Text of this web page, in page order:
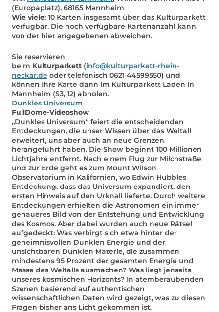
(Europaplatz), 68165 Mannheim
Wie viele: 10 Karten insgesamt über das Kulturparkett
verfügbar. Die noch verfügbare Kartenanzahl kann
von der hier angegebenen abweichen.
Sie reservieren
beim Kulturparkett (info@kulturparkett-rhein-
neckar.de oder telefonisch 0621 44599550) und
können Ihre Karte dann im Kulturparkett Laden in
Mannheim (S3, 12) abholen.
Dunkles Universum
FullDome-Videoshow
„Dunkles Universum“ feiert die entscheidenden
Entdeckungen, die unser Wissen über das Weltall
erweitert, uns aber auch an neue Grenzen
herangeführt haben. Die Show beginnt 100 Millionen
Lichtjahre entfernt. Nach einem Flug zur Milchstraße
und zur Erde geht es zum Mount Wilson
Observatorium in Kalifornien, wo Edwin Hubbles
Entdeckung, dass das Universum expandiert, den
ersten Hinweis auf den Urknall lieferte. Durch weitere
Entdeckungen erhielten die Astronomen ein immer
genaueres Bild von der Entstehung und Entwicklung
des Kosmos. Aber dabei wurden auch neue Rätsel
aufgedeckt: Was verbirgt sich etwa hinter der
geheimnisvollen Dunklen Energie und der
unsichtbaren Dunklen Materie, die zusammen
mindestens 95 Prozent der gesamten Energie und
Masse des Weltalls ausmachen? Was liegt jenseits
unseres kosmischen Horizonts? In atemberaubenden
Szenen basierend auf authentischen
wissenschaftlichen Daten wird gezeigt, was zu diesen
Fragen bisher ans Licht gekommen ist.